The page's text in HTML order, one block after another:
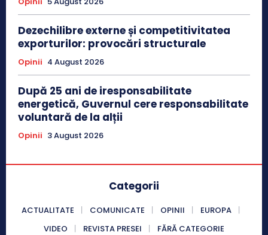
Dezechilibre externe și competitivitatea
exporturilor: provocări structurale
Opinii 4 August 2026
După 25 ani de iresponsabilitate
energetică, Guvernul cere responsabilitate
voluntară de la alții
Opinii 3 August 2026
Categorii
ACTUALITATE COMUNICATE OPINII
EUROPA
VIDEO
REVISTA PRESEI FĂRĂ CATEGORIE